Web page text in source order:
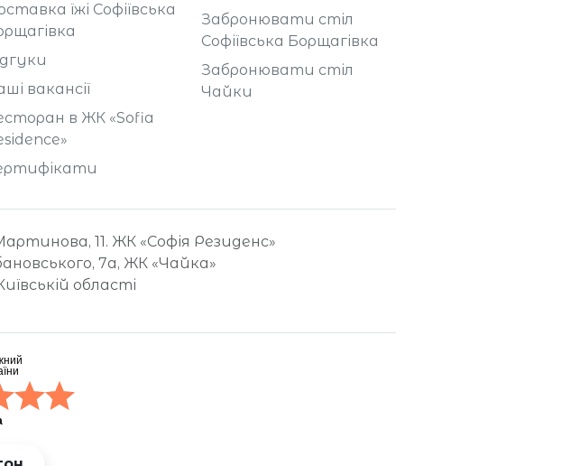
їжі Софіївська
вакансії
в ЖК «Sofia
Забронювати стіл
Софіївська Борщагівка
Забронювати стіл
Чайки
11. ЖК «Софія Резиденс»
7а, ЖК «Чайка»
області